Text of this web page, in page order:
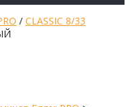
/ CLASSIC 8/33